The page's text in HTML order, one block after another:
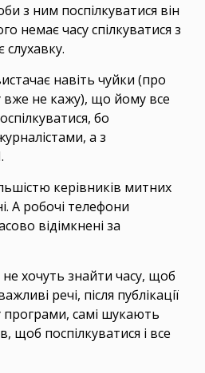
з ним поспілкуватися він
немає часу спілкуватися з
слухавку.
навіть чуйки (про
вже не кажу), що йому все
бо
а з
керівників митних
А робочі телефони
відімкнені за
не хочуть знайти часу, щоб
речі, після публікації
програми, самі шукають
щоб поспілкуватися і все